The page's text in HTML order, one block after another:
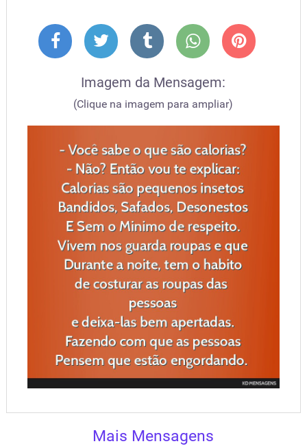
Imagem da Mensagem:
(Clique na imagem para ampliar)
Mais Mensagens